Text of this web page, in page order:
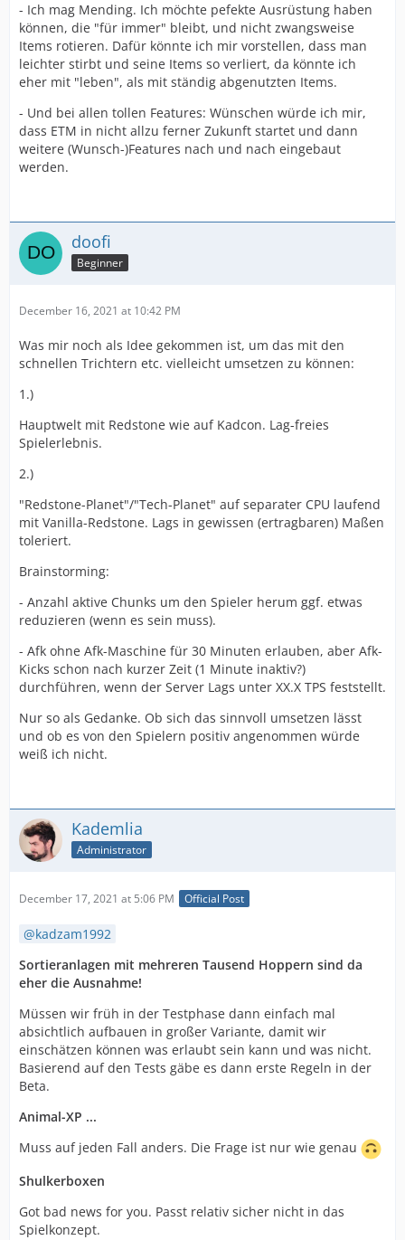
- Ich mag Mending. Ich möchte pefekte Ausrüstung haben
können, die "für immer" bleibt, und nicht zwangsweise
Items rotieren. Dafür könnte ich mir vorstellen, dass man
leichter stirbt und seine Items so verliert, da könnte ich
eher mit "leben", als mit ständig abgenutzten Items.
- Und bei allen tollen Features: Wünschen würde ich mir,
dass ETM in nicht allzu ferner Zukunft startet und dann
weitere (Wunsch-)Features nach und nach eingebaut
werden.
doofi
Beginner
December 16, 2021 at 10:42 PM
Was mir noch als Idee gekommen ist, um das mit den
schnellen Trichtern etc. vielleicht umsetzen zu können:
1.)
Hauptwelt mit Redstone wie auf Kadcon. Lag-freies
Spielerlebnis.
2.)
"Redstone-Planet"/"Tech-Planet" auf separater CPU laufend
mit Vanilla-Redstone. Lags in gewissen (ertragbaren) Maßen
toleriert.
Brainstorming:
- Anzahl aktive Chunks um den Spieler herum ggf. etwas
reduzieren (wenn es sein muss).
- Afk ohne Afk-Maschine für 30 Minuten erlauben, aber Afk-
Kicks schon nach kurzer Zeit (1 Minute inaktiv?)
durchführen, wenn der Server Lags unter XX.X TPS feststellt.
Nur so als Gedanke. Ob sich das sinnvoll umsetzen lässt
und ob es von den Spielern positiv angenommen würde
weiß ich nicht.
Kademlia
Administrator
December 17, 2021 at 5:06 PM Official Post
kadzam1992
Sortieranlagen mit mehreren Tausend Hoppern sind da
eher die Ausnahme!
Müssen wir früh in der Testphase dann einfach mal
absichtlich aufbauen in großer Variante, damit wir
einschätzen können was erlaubt sein kann und was nicht.
Basierend auf den Tests gäbe es dann erste Regeln in der
Beta.
Animal-XP ...
Muss auf jeden Fall anders. Die Frage ist nur wie genau
Shulkerboxen
Got bad news for you. Passt relativ sicher nicht in das
Spielkonzept.